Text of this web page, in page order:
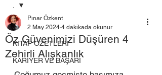
.
KİTAP ÖZETLERİ
KARİYER VE BAŞARI
Öz Güvenimizi Düşüren 4
Zehirli Alışkanlık
Pınar Özkent
2 May 2024 4 dakikada okunur